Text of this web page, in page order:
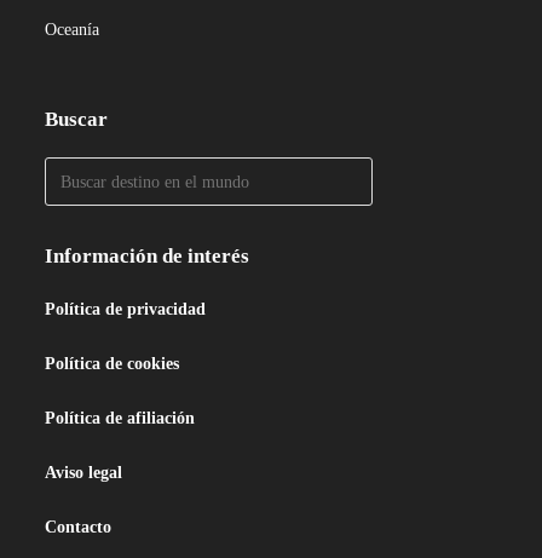
Oceanía
Buscar
Información de interés
Política de privacidad
Política de cookies
Política de afiliación
Aviso legal
Contacto